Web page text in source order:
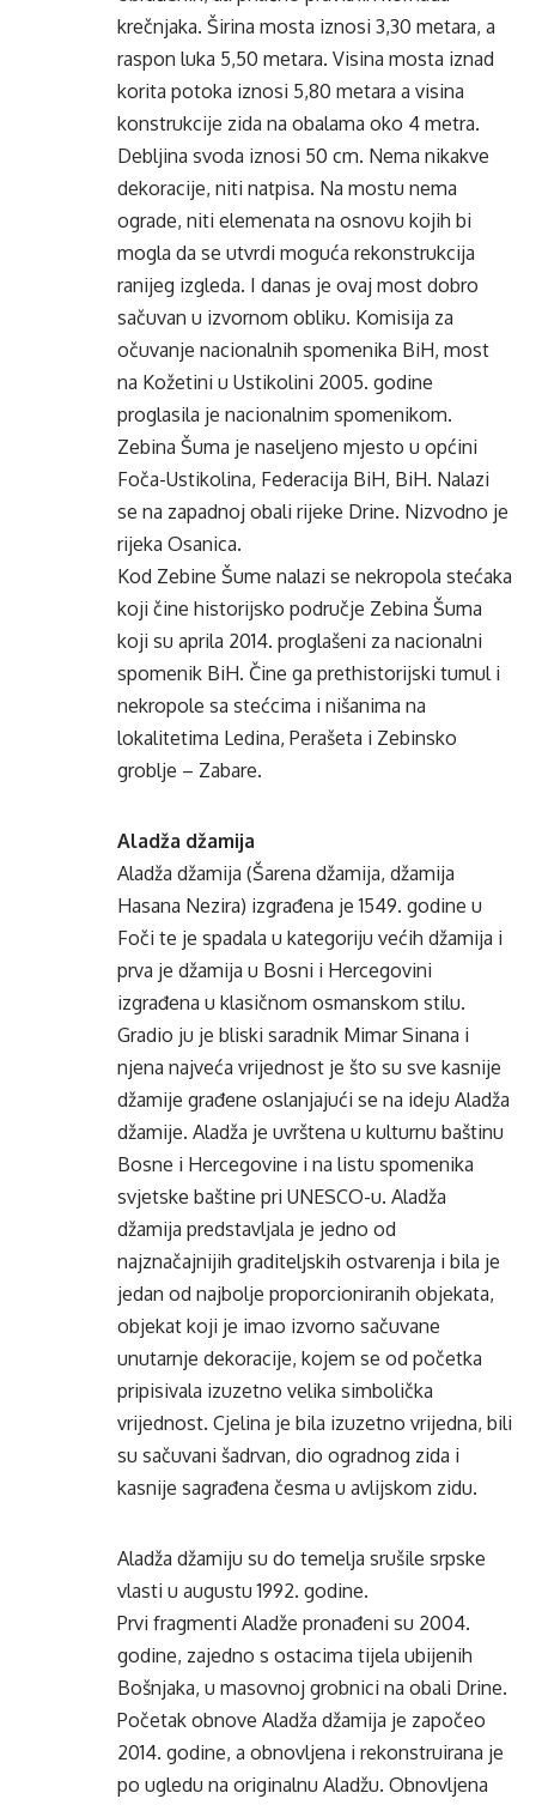
krečnjaka. Širina mosta iznosi 3,30 metara, a
raspon luka 5,50 metara. Visina mosta iznad
korita potoka iznosi 5,80 metara a visina
konstrukcije zida na obalama oko 4 metra.
Debljina svoda iznosi 50 cm. Nema nikakve
dekoracije, niti natpisa. Na mostu nema
ograde, niti elemenata na osnovu kojih bi
mogla da se utvrdi moguća rekonstrukcija
ranijeg izgleda. I danas je ovaj most dobro
sačuvan u izvornom obliku. Komisija za
očuvanje nacionalnih spomenika BiH, most
na Kožetini u Ustikolini 2005. godine
proglasila je nacionalnim spomenikom.
Zebina Šuma je naseljeno mjesto u općini
Foča-Ustikolina, Federacija BiH, BiH. Nalazi
se na zapadnoj obali rijeke Drine. Nizvodno je
rijeka Osanica.
Kod Zebine Šume nalazi se nekropola stećaka
koji čine historijsko područje Zebina Šuma
koji su aprila 2014. proglašeni za nacionalni
spomenik BiH. Čine ga prethistorijski tumul i
nekropole sa stećcima i nišanima na
lokalitetima Ledina, Perašeta i Zebinsko
groblje – Zabare.
Aladža džamija
Aladža džamija (Šarena džamija, džamija
Hasana Nezira) izgrađena je 1549. godine u
Foči te je spadala u kategoriju većih džamija i
prva je džamija u Bosni i Hercegovini
izgrađena u klasičnom osmanskom stilu.
Gradio ju je bliski saradnik Mimar Sinana i
njena najveća vrijednost je što su sve kasnije
džamije građene oslanjajući se na ideju Aladža
džamije. Aladža je uvrštena u kulturnu baštinu
Bosne i Hercegovine i na listu spomenika
svjetske baštine pri UNESCO-u. Aladža
džamija predstavljala je jedno od
najznačajnijih graditeljskih ostvarenja i bila je
jedan od najbolje proporcioniranih objekata,
objekat koji je imao izvorno sačuvane
unutarnje dekoracije, kojem se od početka
pripisivala izuzetno velika simbolička
vrijednost. Cjelina je bila izuzetno vrijedna, bili
su sačuvani šadrvan, dio ogradnog zida i
kasnije sagrađena česma u avlijskom zidu.
Aladža džamiju su do temelja srušile srpske
vlasti u augustu 1992. godine.
Prvi fragmenti Aladže pronađeni su 2004.
godine, zajedno s ostacima tijela ubijenih
Bošnjaka, u masovnoj grobnici na obali Drine.
Početak obnove Aladža džamija je započeo
2014. godine, a obnovljena i rekonstruirana je
po ugledu na originalnu Aladžu. Obnovljena